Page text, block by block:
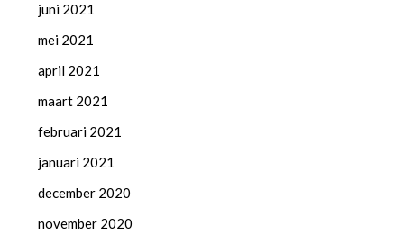
juni 2021
mei 2021
april 2021
maart 2021
februari 2021
januari 2021
december 2020
november 2020